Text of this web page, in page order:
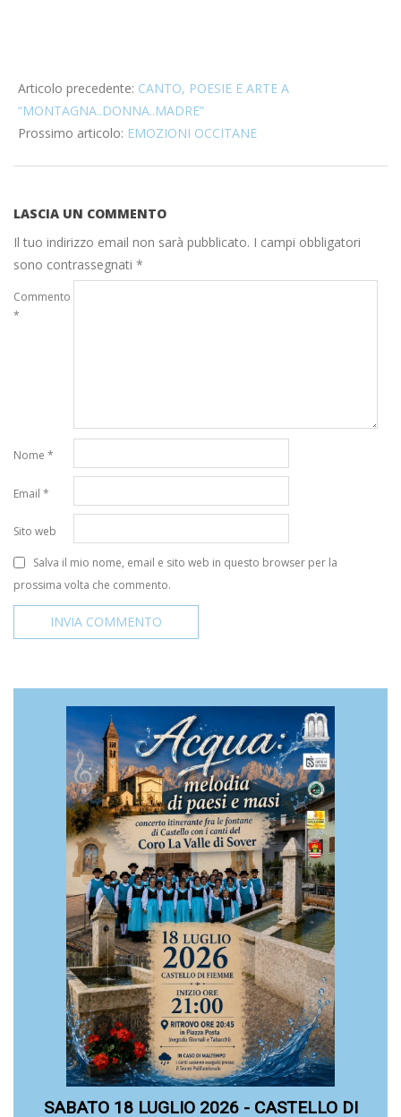
09-
26
Articolo precedente: CANTO, POESIE E ARTE A
“MONTAGNA..DONNA..MADRE”
Prossimo articolo: EMOZIONI OCCITANE
LASCIA UN COMMENTO
Il tuo indirizzo email non sarà pubblicato. I campi obbligatori
sono contrassegnati *
Commento
*
Nome *
Email *
Sito web
Salva il mio nome, email e sito web in questo browser per la
prossima volta che commento.
SABATO 18 LUGLIO 2026 - CASTELLO DI